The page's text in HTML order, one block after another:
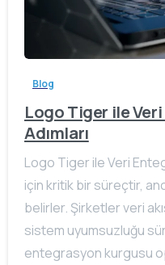
Blog
Logo Tiger ile
Adımları
Logo Tiger ile Veri
için kritik bir süreçtir,
belirler. Şirketler veri
sistem uyumsuzluğu
entegrasyon kurgusu